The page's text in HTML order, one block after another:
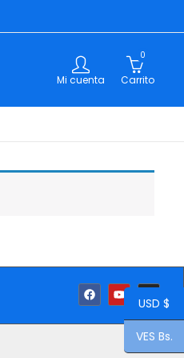
Mi cuenta
0
Carrito
USD $
VES Bs.